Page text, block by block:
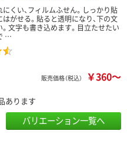
くい、フィルムふせん。しっかり貼
がせる。貼ると透明になり、下の文
文字も書き込めます。目立たせたい
…
販売価格（税込） ￥360～
あります
バリエーション一覧へ